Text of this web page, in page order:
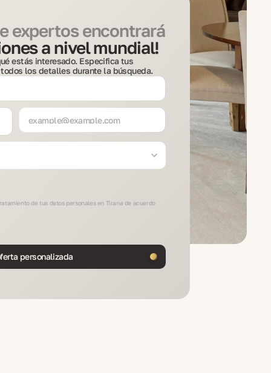
expertos encontrará
a nivel mundial!
estás interesado. Especifica tus
los detalles durante la búsqueda.
de tus datos personales en Tirana de acuerdo
personalizada